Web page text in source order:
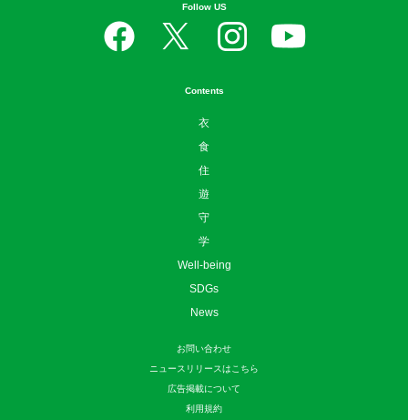
Follow US
Contents
衣
食
住
遊
守
学
Well-being
SDGs
News
お問い合わせ
ニュースリリースはこちら
広告掲載について
利用規約